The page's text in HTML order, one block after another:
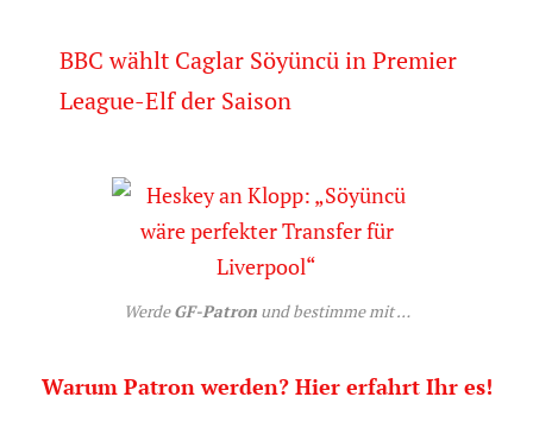
BBC wählt Caglar Söyüncü in Premier
League-Elf der Saison
WerdeGF-Patronund bestimme mit …
Warum Patron werden? Hier erfahrt Ihr es!